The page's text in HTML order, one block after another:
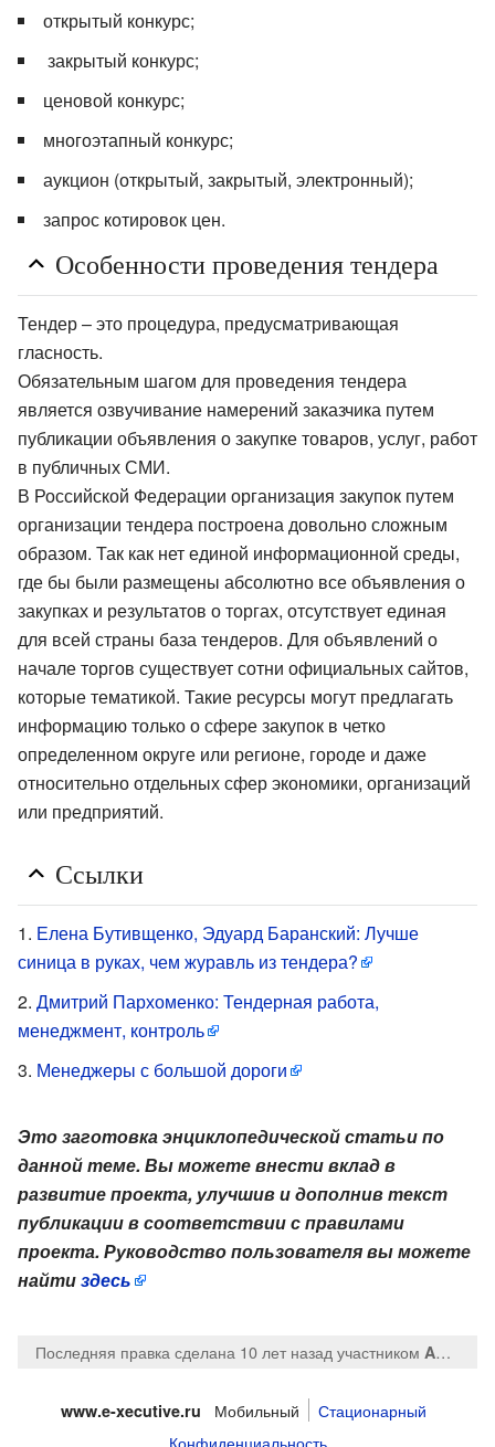
открытый конкурс;
закрытый конкурс;
ценовой конкурс;
многоэтапный конкурс;
аукцион (открытый, закрытый, электронный);
запрос котировок цен.
Особенности проведения тендера
Тендер – это процедура, предусматривающая
гласность.
Обязательным шагом для проведения тендера
является озвучивание намерений заказчика путем
публикации объявления о закупке товаров, услуг, работ
в публичных СМИ.
В Российской Федерации организация закупок путем
организации тендера построена довольно сложным
образом. Так как нет единой информационной среды,
где бы были размещены абсолютно все объявления о
закупках и результатов о торгах, отсутствует единая
для всей страны база тендеров. Для объявлений о
начале торгов существует сотни официальных сайтов,
которые тематикой. Такие ресурсы могут предлагать
информацию только о сфере закупок в четко
определенном округе или регионе, городе и даже
относительно отдельных сфер экономики, организаций
или предприятий.
Ссылки
Елена Бутивщенко, Эдуард Баранский: Лучше
синица в руках, чем журавль из тендера?
Дмитрий Пархоменко: Тендерная работа,
менеджмент, контроль
Менеджеры с большой дороги
Это заготовка энциклопедической статьи по
данной теме. Вы можете внести вклад в
развитие проекта, улучшив и дополнив текст
публикации в соответствии с правилами
проекта. Руководство пользователя вы можете
найтиздесь
Последняя правка сделана 10 лет назадучастником Andrey semerkin
www.e-xecutive.ru Мобильный
Стационарный
Конфиденциальность